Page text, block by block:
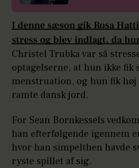
I denne sæson gik Rosa
stress og blev indlagt, da
Christel Trubka var så
optagelserne, at hun ikke fik
menstruation, og hun fik høj
ramte dansk jord.
For Sean Bornkessels
han efterfølgende igennem
hvor han simpelthen havde
ryste spillet af sig.